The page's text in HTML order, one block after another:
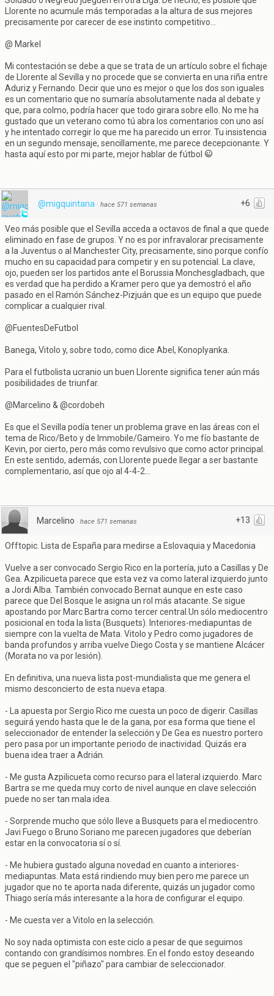
Llorente no acumule más temporadas a la altura de sus mejores
precisamente por carecer de ese instinto competitivo...
@ Markel
Mi contestación se debe a que se trata de un artículo sobre el fichaje
de Llorente al Sevilla y no procede que se convierta en una riña entre
Aduriz y Fernando. Decir que uno es mejor o que los dos son iguales
es un comentario que no sumaría absolutamente nada al debate y
que, para colmo, podría hacer que todo girara sobre ello. No me ha
gustado que un veterano como tú abra los comentarios con uno así
y he intentado corregir lo que me ha parecido un error. Tu insistencia
en un segundo mensaje, sencillamente, me parece decepcionante. Y
hasta aquí esto por mi parte, mejor hablar de fútbol
+6
@migquintana · hace 571 semanas
Veo más posible que el Sevilla acceda a octavos de final a que quede
eliminado en fase de grupos. Y no es por infravalorar precisamente
a la Juventus o al Manchester City, precisamente, sino porque confío
mucho en su capacidad para competir y en su potencial. La clave,
ojo, pueden ser los partidos ante el Borussia Monchesgladbach, que
es verdad que ha perdido a Kramer pero que ya demostró el año
pasado en el Ramón Sánchez-Pizjuán que es un equipo que puede
complicar a cualquier rival.
@FuentesDeFutbol
Banega, Vitolo y, sobre todo, como dice Abel, Konoplyanka.
Para el futbolista ucranio un buen Llorente significa tener aún más
posibilidades de triunfar.
@Marcelino & @cordobeh
Es que el Sevilla podía tener un problema grave en las áreas con el
tema de Rico/Beto y de Immobile/Gameiro. Yo me fío bastante de
Kevin, por cierto, pero más como revulsivo que como actor principal.
En este sentido, además, con Llorente puede llegar a ser bastante
complementario, así que ojo al 4-4-2...
+13
Marcelino · hace 571 semanas
Offtopic. Lista de España para medirse a Eslovaquia y Macedonia
Vuelve a ser convocado Sergio Rico en la portería, juto a Casillas y De
Gea. Azpilicueta parece que esta vez va como lateral izquierdo junto
a Jordi Alba. También convocado Bernat aunque en este caso
parece que Del Bosque le asigna un rol más atacante. Se sigue
apostando por Marc Bartra como tercer central.Un sólo mediocentro
posicional en toda la lista (Busquets). Interiores-mediapuntas de
siempre con la vuelta de Mata. Vitolo y Pedro como jugadores de
banda profundos y arriba vuelve Diego Costa y se mantiene Alcácer
(Morata no va por lesión).
En definitiva, una nueva lista post-mundialista que me genera el
mismo desconcierto de esta nueva etapa.
- La apuesta por Sergio Rico me cuesta un poco de digerir. Casillas
seguirá yendo hasta que le de la gana, por esa forma que tiene el
seleccionador de entender la selección y De Gea es nuestro portero
pero pasa por un importante periodo de inactividad. Quizás era
buena idea traer a Adrián.
- Me gusta Azpilicueta como recurso para el lateral izquierdo. Marc
Bartra se me queda muy corto de nivel aunque en clave selección
puede no ser tan mala idea.
- Sorprende mucho que sólo lleve a Busquets para el mediocentro.
Javi Fuego o Bruno Soriano me parecen jugadores que deberían
estar en la convocatoria sí o sí.
- Me hubiera gustado alguna novedad en cuanto a interiores-
mediapuntas. Mata está rindiendo muy bien pero me parece un
jugador que no te aporta nada diferente, quizás un jugador como
Thiago sería más interesante a la hora de configurar el equipo.
- Me cuesta ver a Vitolo en la selección.
No soy nada optimista con este ciclo a pesar de que seguimos
contando con grandísimos nombres. En el fondo estoy deseando
que se peguen el "piñazo" para cambiar de seleccionador.